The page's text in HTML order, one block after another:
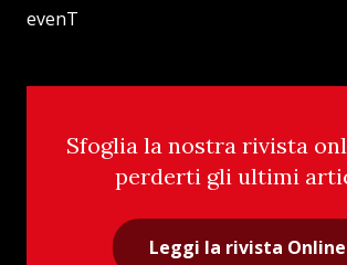
evenT
Sfoglia la nostra rivista
perderti gli ultimi
Leggi la rivista Online